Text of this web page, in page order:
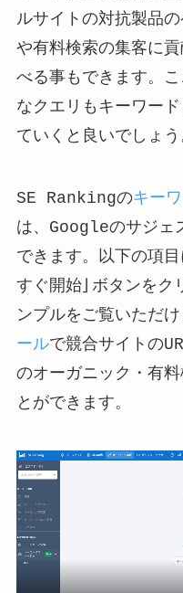
ルサイトの対抗製品
や有料検索の集客に
べる事もできます。
なクエリもキーワー
ていくと良いでしょう
SE Rankingのキー
は、Googleのサジェ
できます。以下の項
すぐ開始」ボタンを
ンプルをご覧いただけ
ールで競合サイトの
のオーガニック・有
とができます。